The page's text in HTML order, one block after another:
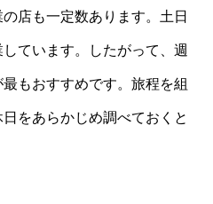
店も一定数あります。土日
ています。したがって、週
もおすすめです。旅程を組
をあらかじめ調べておくと